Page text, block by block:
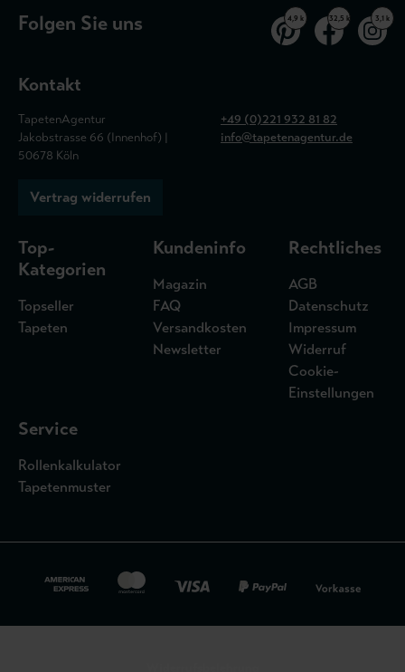
Folgen Sie uns 4,9 k 32,5 k 3,1 k
Kontakt
TapetenAgentur
Jakobstrasse 66 (Innenhof) |
50678 Köln
+49 (0)221 932 81 82
info@tapetenagentur.de
Vertrag widerrufen
Top-
Kategorien
Topseller
Tapeten
Kundeninfo
Magazin
FAQ
Versandkosten
Newsletter
Rechtliches
AGB
Datenschutz
Impressum
Widerruf
Cookie-
Einstellungen
Service
Rollenkalkulator
Tapetenmuster